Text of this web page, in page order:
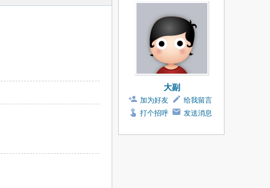
大副
加为好友
给我留言
打个招呼
发送消息